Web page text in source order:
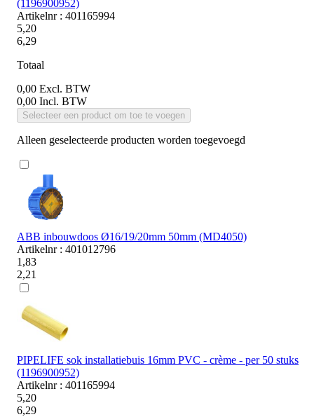
(1196900952)
Artikelnr : 401165994
5,20
6,29
Totaal
0,00 Excl. BTW
0,00 Incl. BTW
Selecteer een product om toe te voegen
Alleen geselecteerde producten worden toegevoegd
ABB inbouwdoos Ø16/19/20mm 50mm (MD4050)
Artikelnr : 401012796
1,83
2,21
PIPELIFE sok installatiebuis 16mm PVC - crème - per 50 stuks
(1196900952)
Artikelnr : 401165994
5,20
6,29